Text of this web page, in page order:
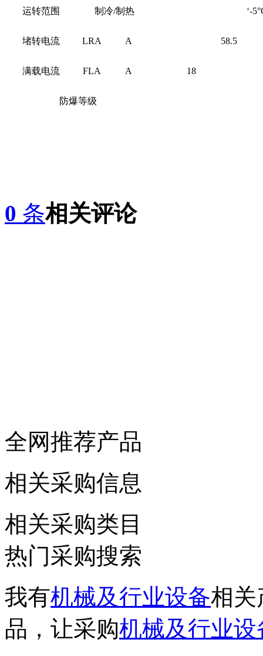
运转范围 制冷/制热 ‘-
堵转电流 LRA A 58.5
满载电流 FLA A 18
防爆等级
0 条相关评论
全网推荐产品
相关采购信息
相关采购类目
热门采购搜索
我有机械及行业设备相关
品，让采购机械及行业